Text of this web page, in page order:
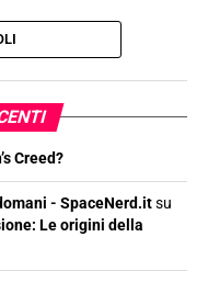
Creed?
- SpaceNerd.itsu
Le origini della